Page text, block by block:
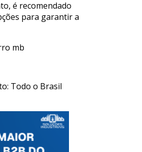
é recomendado
para garantir a
Todo o Brasil